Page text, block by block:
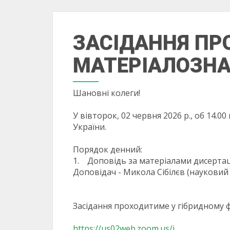
ЗАСІДАННЯ
Шановні колеги!
У вівторок, 02 червня 2026 р., об
України.
Порядок денний:
1. Доповідь за матеріалами
Доповідач - Микола Сібілєв
Засідання проходитиме у гібридному